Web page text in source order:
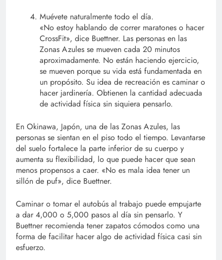
Muévete naturalmente todo el día.
«No estoy hablando de correr maratones o hacer
CrossFit», dice Buettner. Las personas en las
Zonas Azules se mueven cada 20 minutos
aproximadamente. No están haciendo ejercicio,
se mueven porque su vida está fundamentada en
un propósito. Su idea de recreación es caminar o
hacer jardinería. Obtienen la cantidad adecuada
de actividad física sin siquiera pensarlo.
En Okinawa, Japón, una de las Zonas Azules, las
personas se sientan en el piso todo el tiempo. Levantarse
del suelo fortalece la parte inferior de su cuerpo y
aumenta su flexibilidad, lo que puede hacer que sean
menos propensos a caer. «No es mala idea tener un
sillón de puf», dice Buettner.
Caminar o tomar el autobús al trabajo puede empujarte
a dar 4,000 o 5,000 pasos al día sin pensarlo. Y
Buettner recomienda tener zapatos cómodos como una
forma de facilitar hacer algo de actividad física casi sin
esfuerzo.